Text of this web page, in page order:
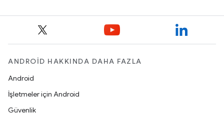
ANDROID HAKKINDA DAHA FAZLA
Android
İşletmeler için Android
Güvenlik